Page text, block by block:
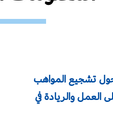
تشجيع المواهب
العمل والريادة في